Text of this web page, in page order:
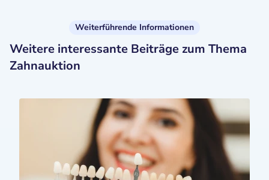
Weiterführende Informationen
Weitere interessante Beiträge zum Thema
Zahnauktion